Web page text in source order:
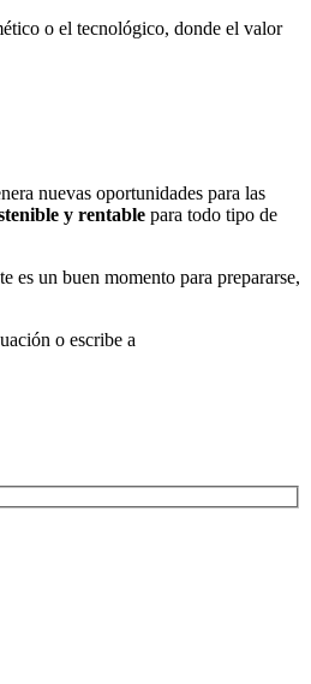
o el tecnológico, donde el valor
nuevas oportunidades para las
y rentable para todo tipo de
es un buen momento para prepararse,
o escribe a